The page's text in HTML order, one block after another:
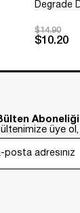
Degrade
$14.90
$10.20
Aboneliği
üye